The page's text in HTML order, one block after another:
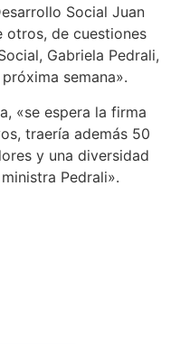
Social Juan
otros, de cuestiones
Gabriela Pedrali,
semana».
«se espera la firma
traería además 50
y una diversidad
Pedrali».